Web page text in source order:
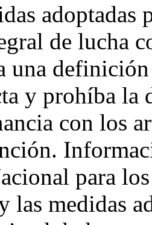
adoptadas
de lucha
una
y prohíba la
con los
para
las medidas